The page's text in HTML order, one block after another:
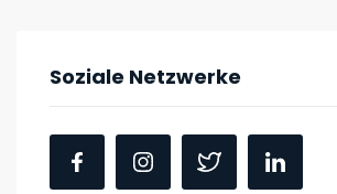
Soziale Netzwerke